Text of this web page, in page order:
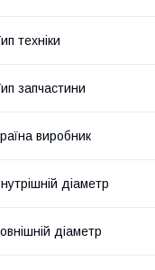
техніки
запчастини
виробник
діаметр
діаметр